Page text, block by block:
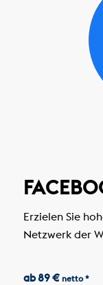
Erzielen Sie
Netzwerk der
ab 89 € netto *